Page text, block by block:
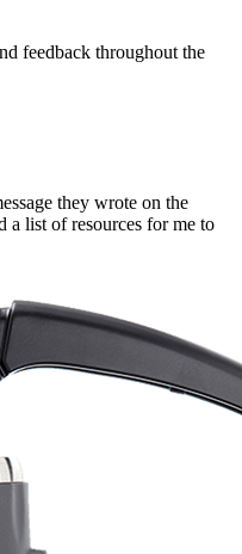
feedback throughout the
they wrote on the
list of resources for me to